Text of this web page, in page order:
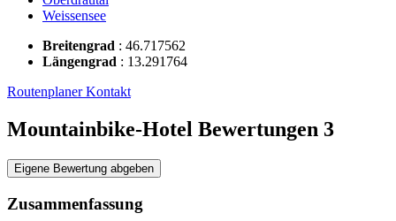
Weissensee
Breitengrad : 46.717562
Längengrad : 13.291764
RoutenplanerKontakt
Mountainbike-Hotel Bewertungen 3
Eigene Bewertung abgeben
Zusammenfassung